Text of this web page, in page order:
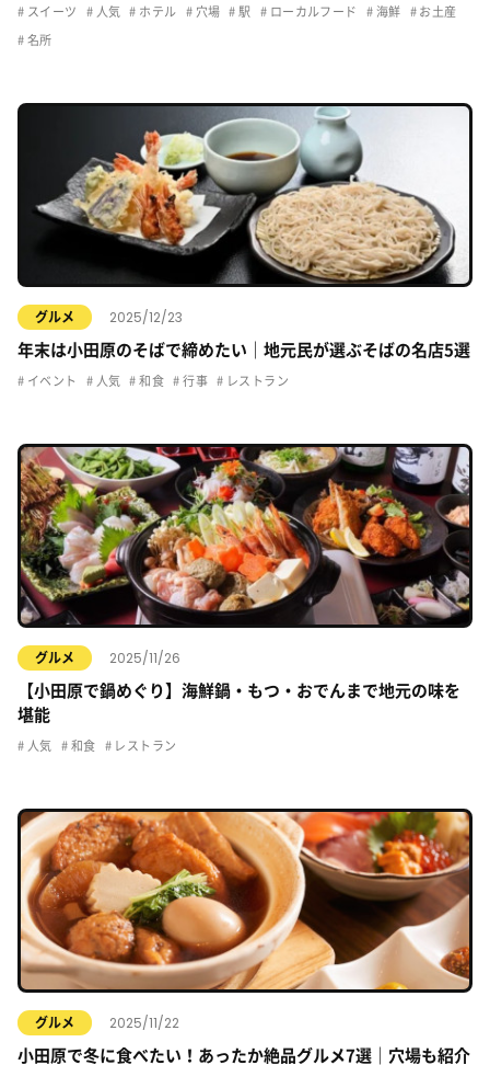
スイーツ 人気 ホテル 穴場 駅 ローカルフード 海鮮 お土産
名所
グルメ 2025/12/23
年末は小田原のそばで締めたい｜地元民が選ぶそばの名店5選
イベント 人気 和食 行事 レストラン
グルメ 2025/11/26
【小田原で鍋めぐり】海鮮鍋・もつ・おでんまで地元の味を
堪能
人気 和食 レストラン
グルメ 2025/11/22
小田原で冬に食べたい！あったか絶品グルメ7選｜穴場も紹介